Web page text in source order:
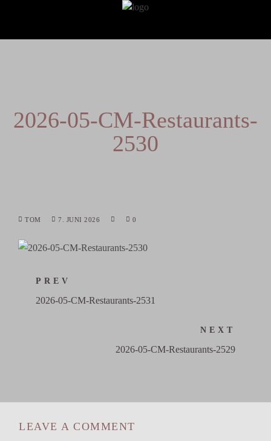
2026-05-CM-Restaurants-
2530
TOM 7. JUNI 2026 0
PREV
2026-05-CM-Restaurants-2531
NEXT
2026-05-CM-Restaurants-2529
LEAVE A COMMENT